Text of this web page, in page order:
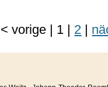
<vorige | 1 | 2 |